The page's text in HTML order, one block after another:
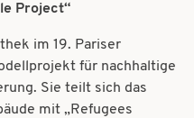
Project“
im 19. Pariser
für nachhaltige
Sie teilt sich das
mit „Refugees